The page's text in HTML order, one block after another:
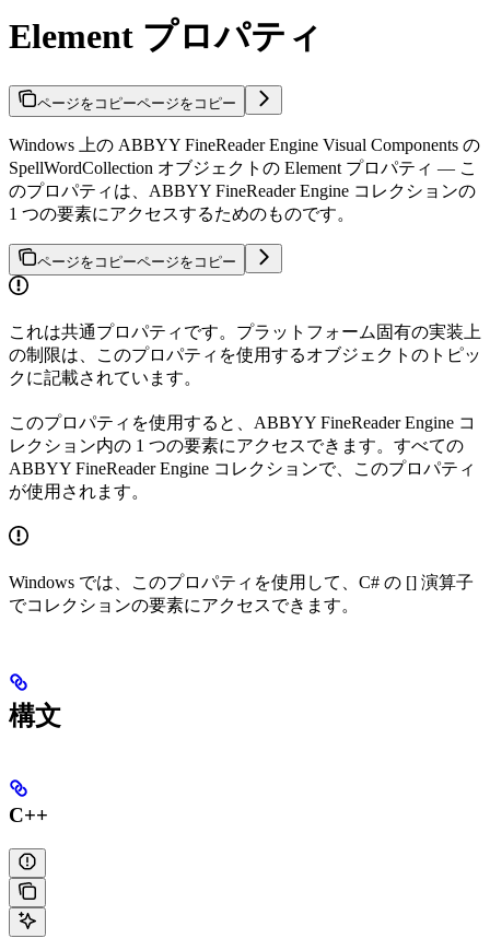
Element プロパティ
ページをコピーページをコピー
Windows 上の ABBYY FineReader Engine Visual Components の
SpellWordCollection オブジェクトの Element プロパティ — こ
のプロパティは、ABBYY FineReader Engine コレクションの
1 つの要素にアクセスするためのものです。
ページをコピーページをコピー
これは共通プロパティです。プラットフォーム固有の実装上
の制限は、このプロパティを使用するオブジェクトのトピッ
クに記載されています。
このプロパティを使用すると、ABBYY FineReader Engine コ
レクション内の 1 つの要素にアクセスできます。すべての
ABBYY FineReader Engine コレクションで、このプロパティ
が使用されます。
Windows では、このプロパティを使用して、C# の [] 演算子
でコレクションの要素にアクセスできます。
構文
C++